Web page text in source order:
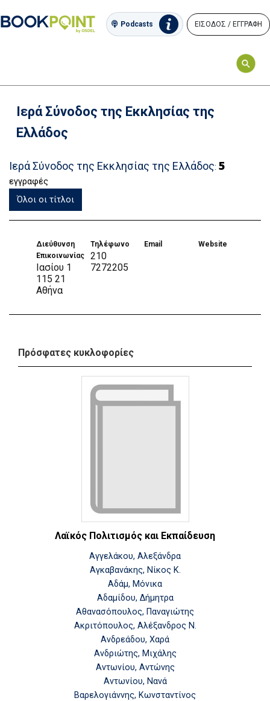
Podcasts ΕΙΣΟΔΟΣ / ΕΓΓΡΑΦΗ
Ιερά Σύνοδος της Εκκλησίας της
Ελλάδος
Ιερά Σύνοδος της Εκκλησίας της Ελλάδος: 5
εγγραφές
Όλοι οι τίτλοι
Διεύθυνση
Επικοινωνίας
Ιασίου 1
115 21
Αθήνα
Τηλέφωνο
210
7272205
Email Website
Πρόσφατες κυκλοφορίες
Λαϊκός Πολιτισμός και Εκπαίδευση
Αγγελάκου, Αλεξάνδρα
Αγκαβανάκης, Νίκος Κ.
Αδάμ, Μόνικα
Αδαμίδου, Δήμητρα
Αθανασόπουλος, Παναγιώτης
Ακριτόπουλος, Αλέξανδρος Ν.
Ανδρεάδου, Χαρά
Ανδριώτης, Μιχάλης
Αντωνίου, Αντώνης
Αντωνίου, Νανά
Βαρελογιάννης, Κωνσταντίνος